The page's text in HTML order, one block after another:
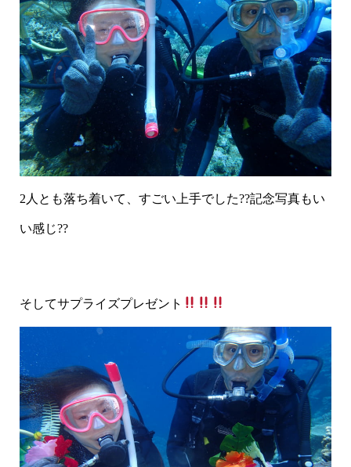
2人とも落ち着いて、すごい上手でした??記念写真もい
い感じ??
そしてサプライズプレゼント